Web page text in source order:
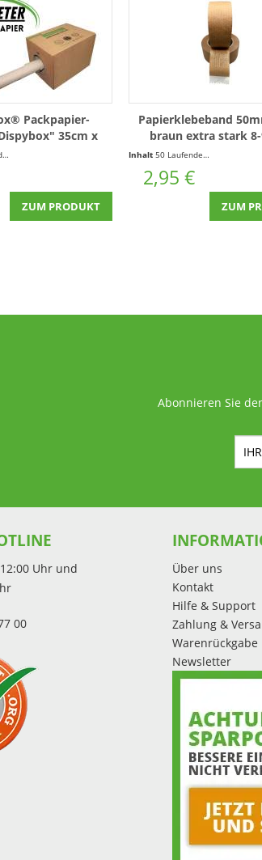
Packpapier-
35cm x
m² ohne Kern |
Box
(0,04 € * / 1 Laufende(r) Meter)
ZUM PRODUKT
Papierklebeband
braun extra stark
fadenverstärkt
Inhalt 50 Laufende(r) Meter
2,95 €
ZUM
Abonnieren Sie
Uhr und
00
Über uns
Kontakt
Hilfe & Support
Zahlung &
Warenrückgabe
Newsletter